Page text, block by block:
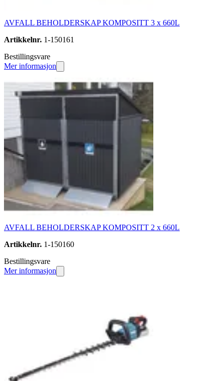
AVFALL BEHOLDERSKAP KOMPOSITT 3 x 660L
Artikkelnr. 1-150161
Bestillingsvare
Mer informasjon
AVFALL BEHOLDERSKAP KOMPOSITT 2 x 660L
Artikkelnr. 1-150160
Bestillingsvare
Mer informasjon